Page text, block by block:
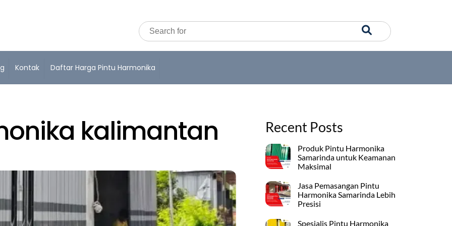
Kontak Daftar Harga Pintu Harmonika
kalimantan Recent Posts
Produk Pintu Harmonika
Samarinda untuk Keamanan
Maksimal
Jasa Pemasangan Pintu
Harmonika Samarinda Lebih
Presisi
Spesialis Pintu Harmonika